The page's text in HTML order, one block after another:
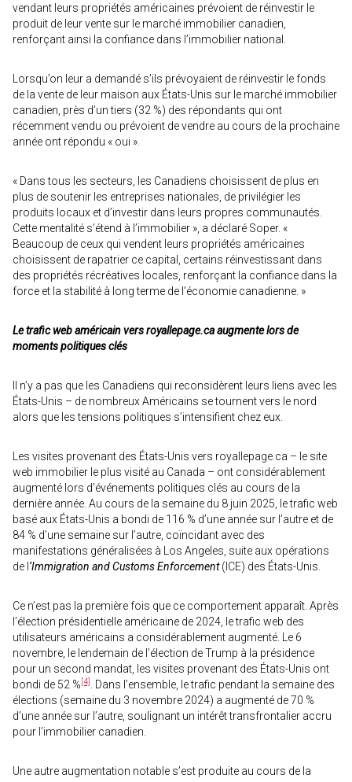
vendant leurs propriétés américaines prévoient de réinvestir le
produit de leur vente sur le marché immobilier canadien,
renforçant ainsi la confiance dans l’immobilier national.
Lorsqu’on leur a demandé s’ils prévoyaient de réinvestir le fonds
de la vente de leur maison aux États-Unis sur le marché immobilier
canadien, près d’un tiers (32 %) des répondants qui ont
récemment vendu ou prévoient de vendre au cours de la prochaine
année ont répondu « oui ».
« Dans tous les secteurs, les Canadiens choisissent de plus en
plus de soutenir les entreprises nationales, de privilégier les
produits locaux et d’investir dans leurs propres communautés.
Cette mentalité s’étend à l’immobilier », a déclaré Soper. «
Beaucoup de ceux qui vendent leurs propriétés américaines
choisissent de rapatrier ce capital, certains réinvestissant dans
des propriétés récréatives locales, renforçant la confiance dans la
force et la stabilité à long terme de l’économie canadienne. »
Le trafic web américain vers royallepage.ca augmente lors de
moments politiques clés
Il n’y a pas que les Canadiens qui reconsidèrent leurs liens avec les
États-Unis – de nombreux Américains se tournent vers le nord
alors que les tensions politiques s’intensifient chez eux.
Les visites provenant des États-Unis vers royallepage.ca – le site
web immobilier le plus visité au Canada – ont considérablement
augmenté lors d’événements politiques clés au cours de la
dernière année. Au cours de la semaine du 8 juin 2025, le trafic web
basé aux États-Unis a bondi de 116 % d’une année sur l’autre et de
84 % d’une semaine sur l’autre, coïncidant avec des
manifestations généralisées à Los Angeles, suite aux opérations
de l ‘Immigration and Customs Enforcement(ICE) des États-Unis.
Ce n’est pas la première fois que ce comportement apparaît. Après
l’élection présidentielle américaine de 2024, le trafic web des
utilisateurs américains a considérablement augmenté. Le 6
novembre, le lendemain de l’élection de Trump à la présidence
pour un second mandat, les visites provenant des États-Unis ont
bondi de 52 % [4] . Dans l’ensemble, le trafic pendant la semaine des
élections (semaine du 3 novembre 2024) a augmenté de 70 %
d’une année sur l’autre, soulignant un intérêt transfrontalier accru
pour l’immobilier canadien.
Une autre augmentation notable s’est produite au cours de la